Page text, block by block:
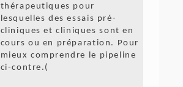
thérapeutiques pour
lesquelles des essais pré-
cliniques et cliniques sont en
cours ou en préparation. Pour
mieux comprendre le pipeline
ci-contre.(